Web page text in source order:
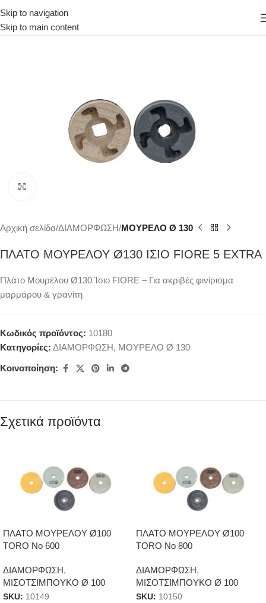
Skip to navigation
Skip to main content
Αρχική σελίδα ΔΙΑΜΟΡΦΩΣΗ ΜΟΥΡΕΛΟ Ø 130
ΠΛΑΤΟ ΜΟΥΡΕΛΟΥ Ø130 ΙΣΙΟ FIORE 5 EXTRA
Πλάτο Μουρέλου Ø130 Ίσιο FIORE – Για ακριβές φινίρισμα
μαρμάρου & γρανίτη
Κωδικός προϊόντος: 10180
Κατηγορίες: ΔΙΑΜΟΡΦΩΣΗ, ΜΟΥΡΕΛΟ Ø 130
Κοινοποίηση:
Σχετικά προϊόντα
ΠΛΑΤΟ ΜΟΥΡΕΛΟΥ Ø100
TORO Νο 600
ΔΙΑΜΟΡΦΩΣΗ,
ΜΙΣΟΤΣΙΜΠΟΥΚΟ Ø 100
SKU: 10149
ΠΛΑΤΟ ΜΟΥΡΕΛΟΥ Ø100
TORO Νο 800
ΔΙΑΜΟΡΦΩΣΗ,
ΜΙΣΟΤΣΙΜΠΟΥΚΟ Ø 100
SKU: 10150